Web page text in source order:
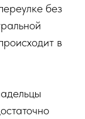
без
в